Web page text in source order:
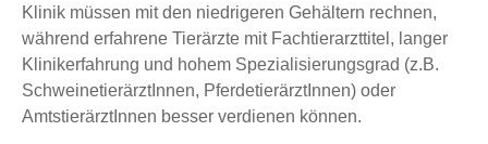
Klinik müssen mit den niedrigeren Gehältern rechnen,
während erfahrene Tierärzte mit Fachtierarzttitel, langer
Klinikerfahrung und hohem Spezialisierungsgrad (z.B.
SchweinetierärztInnen, PferdetierärztInnen) oder
AmtstierärztInnen besser verdienen können.